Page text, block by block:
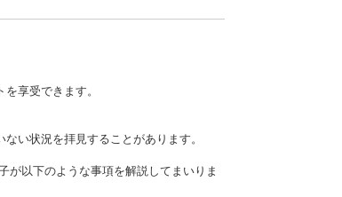
享受できます。
い状況を拝見することがあります。
が以下のような事項を解説してまいりま